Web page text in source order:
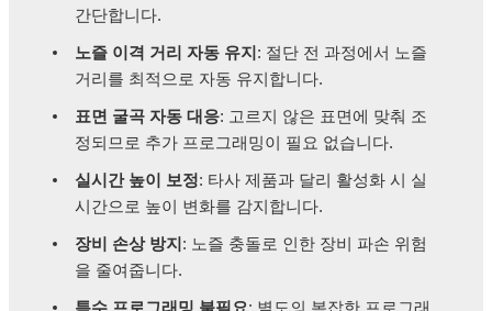
간단합니다.
노즐 이격 거리 자동 유지: 절단 전 과정에서 노즐
거리를 최적으로 자동 유지합니다.
표면 굴곡 자동 대응: 고르지 않은 표면에 맞춰 조
정되므로 추가 프로그래밍이 필요 없습니다.
실시간 높이 보정: 타사 제품과 달리 활성화 시 실
시간으로 높이 변화를 감지합니다.
장비 손상 방지: 노즐 충돌로 인한 장비 파손 위험
을 줄여줍니다.
특수 프로그래밍 불필요: 별도의 복잡한 프로그래